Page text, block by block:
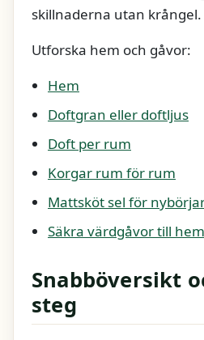
skillnaderna utan krångel.
Utforska hem och gåvor:
Hem
Doftgran eller doftljus
Doft per rum
Korgar rum för rum
Mattsköt sel för
Säkra värdgåvor till
Snabböversikt
steg